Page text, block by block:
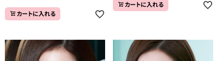
カートに入れる
カートに入れる